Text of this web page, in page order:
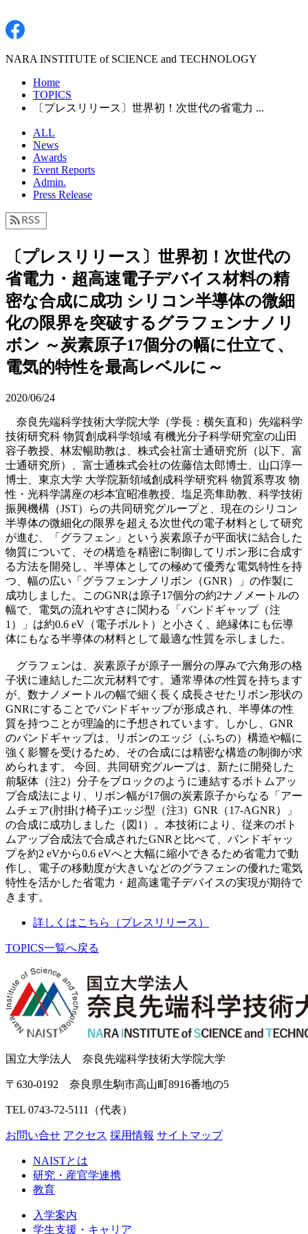
NARA INSTITUTE of SCIENCE and TECHNOLOGY
Home
TOPICS
〔プレスリリース〕世界初！次世代の省電力 ...
ALL
News
Awards
Event Reports
Admin.
Press Release
〔プレスリリース〕世界初！次世代の
省電力・超高速電子デバイス材料の精
密な合成に成功 シリコン半導体の微細
化の限界を突破するグラフェンナノリ
ボン ～炭素原子17個分の幅に仕立て、
電気的特性を最高レベルに～
2020/06/24
奈良先端科学技術大学院大学（学長：横矢直和）先端科学
技術研究科 物質創成科学領域 有機光分子科学研究室の山田
容子教授、林宏暢助教は、株式会社富士通研究所（以下、富
士通研究所）、富士通株式会社の佐藤信太郎博士、山口淳一
博士、東京大学 大学院新領域創成科学研究科 物質系専攻 物
性・光科学講座の杉本宜昭准教授、塩足亮隼助教、科学技術
振興機構（JST）らの共同研究グループと、現在のシリコン
半導体の微細化の限界を超える次世代の電子材料として研究
が進む、「グラフェン」という炭素原子が平面状に結合した
物質について、その構造を精密に制御してリボン形に合成す
る方法を開発し、半導体としての極めて優秀な電気特性を持
つ、幅の広い「グラフェンナノリボン（GNR）」の作製に
成功しました。このGNRは原子17個分の約2ナノメートルの
幅で、電気の流れやすさに関わる「バンドギャップ（注
1）」は約0.6 eV（電子ボルト）と小さく、絶縁体にも伝導
体にもなる半導体の材料として最適な性質を示しました。
グラフェンは、炭素原子が原子一層分の厚みで六角形の格
子状に連結した二次元材料です。通常導体の性質を持ちます
が、数ナノメートルの幅で細く長く成長させたリボン形状の
GNRにすることでバンドギャップが形成され、半導体の性
質を持つことが理論的に予想されています。しかし、GNR
のバンドギャップは、リボンのエッジ（ふちの）構造や幅に
強く影響を受けるため、その合成には精密な構造の制御が求
められます。 今回、共同研究グループは、新たに開発した
前駆体（注2）分子をブロックのように連結するボトムアッ
プ合成法により、リボン幅が17個の炭素原子からなる「アー
ムチェア(肘掛け椅子)エッジ型（注3）GNR（17-AGNR）」
の合成に成功しました（図1）。本技術により、従来のボト
ムアップ合成法で合成されたGNRと比べて、バンドギャッ
プを約2 eVから0.6 eVへと大幅に縮小できるため省電力で動
作し、電子の移動度が大きいなどのグラフェンの優れた電気
特性を活かした省電力・超高速電子デバイスの実現が期待で
きます。
詳しくはこちら（プレスリリース）
TOPICS一覧へ戻る
国立大学法人 奈良先端科学技術大学院大学
〒630-0192 奈良県生駒市高山町8916番地の5
TEL 0743-72-5111（代表）
お問い合せ アクセス 採用情報 サイトマップ
NAISTとは
研究・産官学連携
教育
入学案内
学生支援・キャリア